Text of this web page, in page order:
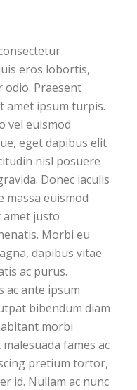
eros lobortis,
odio. Praesent
amet ipsum turpis.
vel euismod
eget dapibus elit
nisl posuere
Donec iaculis
massa euismod
amet justo
Morbi eu
dapibus vitae
ac purus.
ac ante ipsum
bibendum diam
morbi
fames ac
pretium tortor,
id. Nullam ac nunc